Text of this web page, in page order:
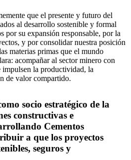
que el presente y futuro del
al desarrollo sostenible y formal
por su expansión responsable, por la
y por consolidar nuestra posición
materias primas que el mundo
acompañar al sector minero con
impulsen la productividad, la
de valor compartido.
socio estratégico de la
constructivas e
Cementos
a que los proyectos
seguros y